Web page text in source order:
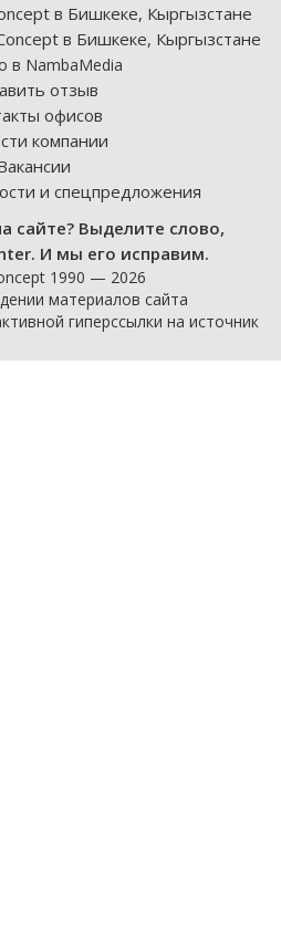
в Бишкеке, Кыргызстане
в Бишкеке, Кыргызстане
в NambaMedia
отзыв
офисов
компании
и спецпредложения
сайте? Выделите слово,
И мы его исправим.
1990 — 2026
материалов сайта
гиперссылки на источник